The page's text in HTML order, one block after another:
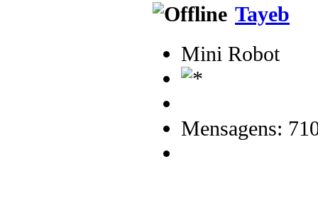
Tayeb
Mini Robot
Mensagens: